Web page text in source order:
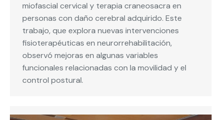
miofascial cervical y terapia craneosacra en
personas con daño cerebral adquirido. Este
trabajo, que explora nuevas intervenciones
fisioterapéuticas en neurorrehabilitación,
observó mejoras en algunas variables
funcionales relacionadas con la movilidad y el
control postural.